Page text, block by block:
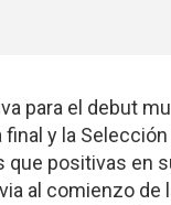
para el debut
y la
que positivas en
al comienzo de